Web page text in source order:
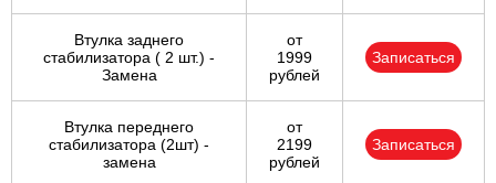
Втулка заднего
стабилизатора ( 2 шт.) -
Замена
от
1999
рублей
Записаться
Втулка переднего
стабилизатора (2шт) -
замена
от
2199
рублей
Записаться